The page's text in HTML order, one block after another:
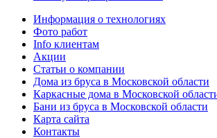
Информация о технологиях
Фото работ
Info клиентам
Акции
Статьи о компании
Дома из бруса в Московской области
Каркасные дома в Московской
Бани из бруса в Московской области
Карта сайта
Контакты